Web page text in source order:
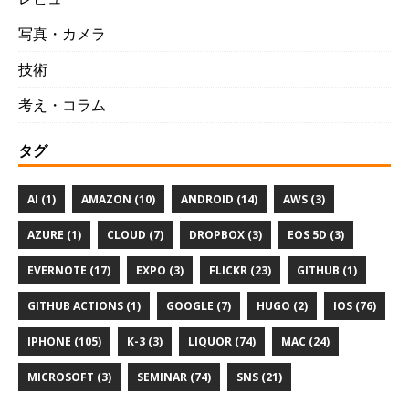
写真・カメラ
技術
考え・コラム
タグ
AI (1) AMAZON (10) ANDROID (14) AWS (3)
AZURE (1) CLOUD (7) DROPBOX (3) EOS 5D (3)
EVERNOTE (17) EXPO (3) FLICKR (23) GITHUB (1)
GITHUB ACTIONS (1) GOOGLE (7) HUGO (2) IOS (76)
IPHONE (105) K-3 (3) LIQUOR (74) MAC (24)
MICROSOFT (3) SEMINAR (74) SNS (21)